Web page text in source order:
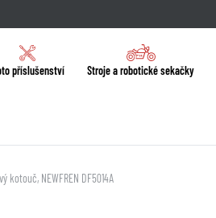
příslušenství Stroje a robotické sekačky
kotouč, NEWFREN DF5014A